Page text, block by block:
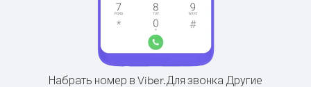
Набрать номер в Viber.Для звонка Другие